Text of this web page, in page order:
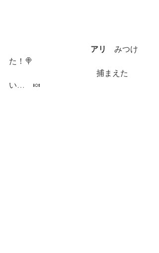
アリ みつけ
た！🍭
捕まえた
い…　🍬